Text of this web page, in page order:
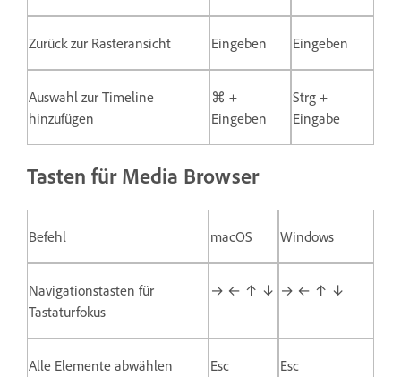
Zurück zur Rasteransicht Eingeben Eingeben
Auswahl zur Timeline
hinzufügen
⌘ +
Eingeben
Strg +
Eingabe
Tasten für Media Browser
Befehl macOS Windows
Navigationstasten für
Tastaturfokus
→ ← ↑ ↓ → ← ↑ ↓
Alle Elemente abwählen Esc Esc